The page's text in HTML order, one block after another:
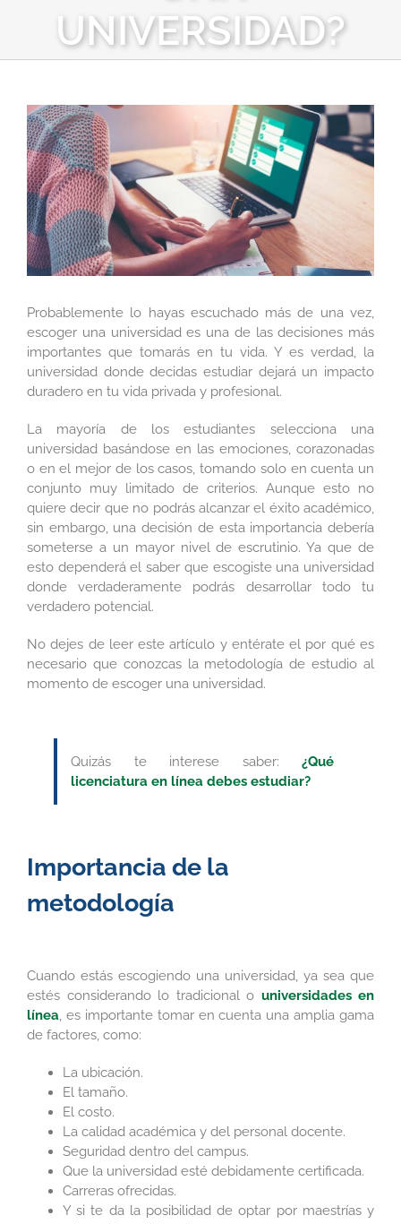
UNIVERSIDAD?
Ver
imagen
más
grande
Probablemente lo hayas escuchado más de una vez,
escoger una universidad es una de las decisiones más
importantes que tomarás en tu vida. Y es verdad, la
universidad donde decidas estudiar dejará un impacto
duradero en tu vida privada y profesional.
La mayoría de los estudiantes selecciona una
universidad basándose en las emociones, corazonadas
o en el mejor de los casos, tomando solo en cuenta un
conjunto muy limitado de criterios. Aunque esto no
quiere decir que no podrás alcanzar el éxito académico,
sin embargo, una decisión de esta importancia debería
someterse a un mayor nivel de escrutinio. Ya que de
esto dependerá el saber que escogiste una universidad
donde verdaderamente podrás desarrollar todo tu
verdadero potencial.
No dejes de leer este artículo y entérate el por qué es
necesario que conozcas la metodología de estudio al
momento de escoger una universidad.
Quizás te interese saber: ¿Qué
licenciatura en línea debes estudiar?
Importancia de la
metodología
Cuando estás escogiendo una universidad, ya sea que
estés considerando lo tradicional o universidades en
línea, es importante tomar en cuenta una amplia gama
de factores, como:
La ubicación.
El tamaño.
El costo.
La calidad académica y del personal docente.
Seguridad dentro del campus.
Que la universidad esté debidamente certificada.
Carreras ofrecidas.
Y si te da la posibilidad de optar por maestrías y